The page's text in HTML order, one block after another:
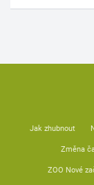
Jak zhubnout
Změna
ZOO Nové